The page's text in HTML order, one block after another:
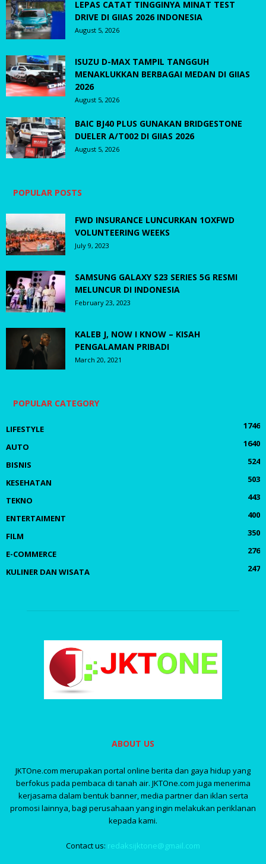
LEPAS CATAT TINGGINYA MINAT TEST
DRIVE DI GIIAS 2026 INDONESIA
August 5, 2026
ISUZU D-MAX TAMPIL TANGGUH
MENAKLUKKAN BERBAGAI MEDAN DI GIIAS
2026
August 5, 2026
BAIC BJ40 PLUS GUNAKAN BRIDGESTONE
DUELER A/T002 DI GIIAS 2026
August 5, 2026
POPULAR POSTS
FWD INSURANCE LUNCURKAN 1OXFWD
VOLUNTEERING WEEKS
July 9, 2023
SAMSUNG GALAXY S23 SERIES 5G RESMI
MELUNCUR DI INDONESIA
February 23, 2023
KALEB J, NOW I KNOW – KISAH
PENGALAMAN PRIBADI
March 20, 2021
POPULAR CATEGORY
LIFESTYLE
1746
AUTO
1640
BISNIS
524
KESEHATAN
503
TEKNO
443
ENTERTAIMENT
400
FILM
350
E-COMMERCE
276
KULINER DAN WISATA
247
ABOUT US
JKTOne.com merupakan portal online berita dan gaya hidup yang
berfokus pada pembaca di tanah air. JKTOne.com juga menerima
kerjasama dalam bentuk banner, media partner dan iklan serta
promosi lainnya, bagi perusahaan yang ingin melakukan periklanan
kepada kami.
Contact us: redaksijktone@gmail.com